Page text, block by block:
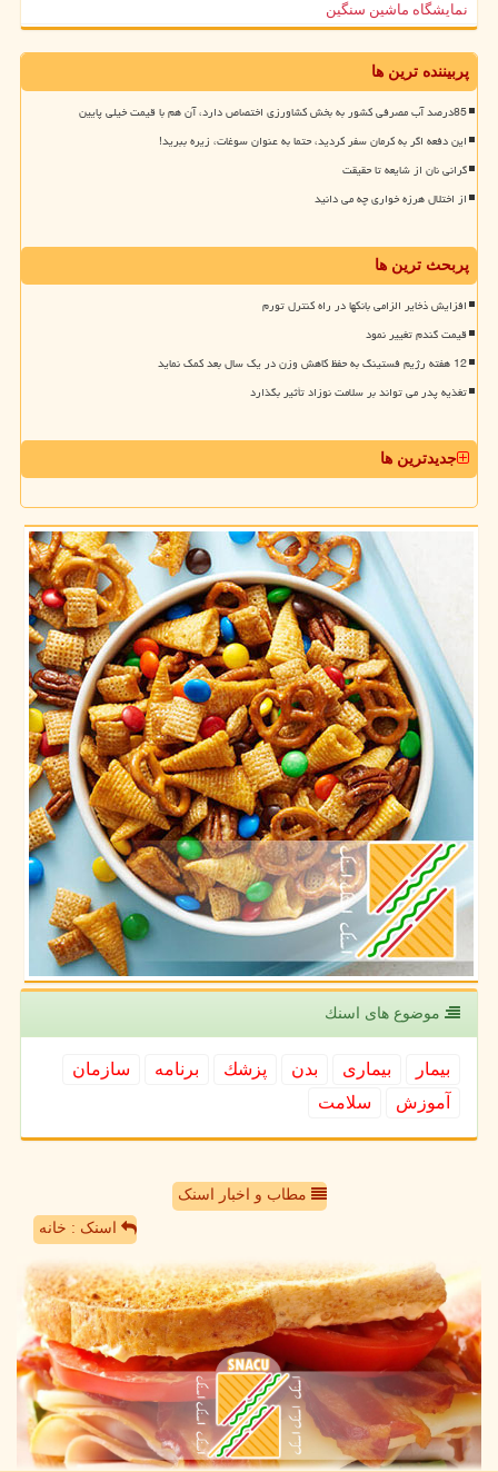
نمایشگاه ماشین سنگین
پربیننده ترین ها
85درصد آب مصرفی کشور به بخش کشاورزی اختصاص دارد، آن هم با قیمت خیلی پایین
این دفعه اگر به کرمان سفر کردید، حتما به عنوان سوغات، زیره ببرید!
گرانی نان از شایعه تا حقیقت
از اختلال هرزه خواری چه می دانید
پربحث ترین ها
افزایش ذخایر الزامی بانکها در راه کنترل تورم
قیمت گندم تغییر نمود
12 هفته رژیم فستینگ به حفظ کاهش وزن در یک سال بعد کمک نماید
تغذیه پدر می تواند بر سلامت نوزاد تأثیر بگذارد
جدیدترین ها
موضوع های اسنك
بیمار بیماری بدن پزشك برنامه
سازمان
آموزش
سلامت
مطاب و اخبار اسنک
اسنک : خانه